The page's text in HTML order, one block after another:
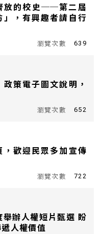
放的校史──第二屆
，有興趣者請自行
639
策電子圖文說明，
652
歡迎民眾多加宣傳
722
辦人權短片甄選 盼
人權價值